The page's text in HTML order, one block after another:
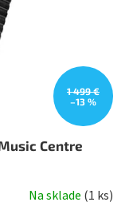
1 499 €
–13 %
Centre
Na sklade (1 ks)